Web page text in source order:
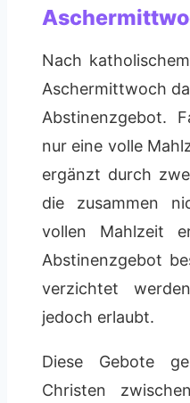
Nach
Aschermittwoch
Abstinenzgebot.
nur eine volle
ergänzt durch
die zusammen
vollen Mahlzeit
Abstinenzgebot
verzichtet
jedoch erlaubt.
Diese Gebote
Christen